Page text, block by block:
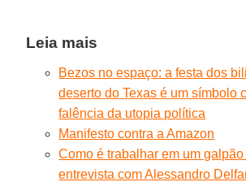
Leia mais
Bezos no espaço: a festa dos
deserto do Texas é um símbolo
falência da utopia política
Manifesto contra a Amazon
Como é trabalhar em um
entrevista com Alessandro